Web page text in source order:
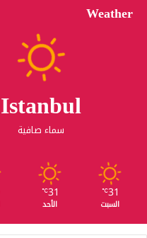
Weather
Istanbul
سماء صافية
31
℃
السبت
31
℃
الأحد